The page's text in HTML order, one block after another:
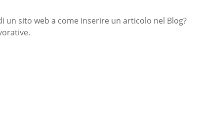
un sito web a come inserire un articolo nel Blog?